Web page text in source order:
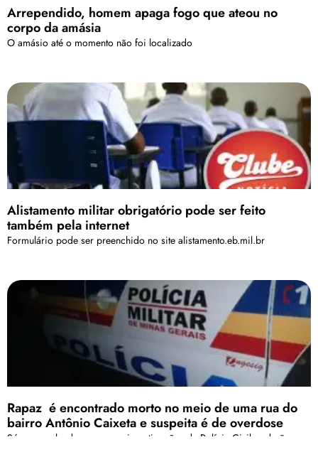
Arrependido, homem apaga fogo que ateou no
corpo da amásia
O amásio até o momento não foi localizado
Alistamento militar obrigatório pode ser feito
também pela internet
Formulário pode ser preenchido no site alistamento.eb.mil.br
Rapaz é encontrado morto no meio de uma rua do
bairro Antônio Caixeta e suspeita é de overdose
Só com os laudos e com as investigações da Polícia Civil poderão